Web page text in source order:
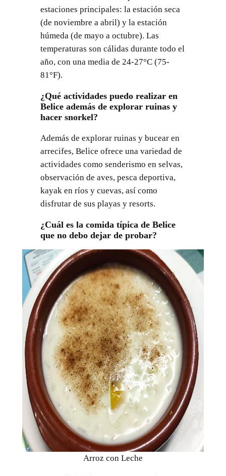
estaciones principales: la estación seca
(de noviembre a abril) y la estación
húmeda (de mayo a octubre). Las
temperaturas son cálidas durante todo el
año, con una media de 24-27°C (75-
81°F).
¿Qué actividades puedo realizar en
Belice además de explorar ruinas y
hacer snorkel?
Además de explorar ruinas y bucear en
arrecifes, Belice ofrece una variedad de
actividades como senderismo en selvas,
observación de aves, pesca deportiva,
kayak en ríos y cuevas, así como
disfrutar de sus playas y resorts.
¿Cuál es la comida típica de Belice
que no debo dejar de probar?
Arroz con Leche